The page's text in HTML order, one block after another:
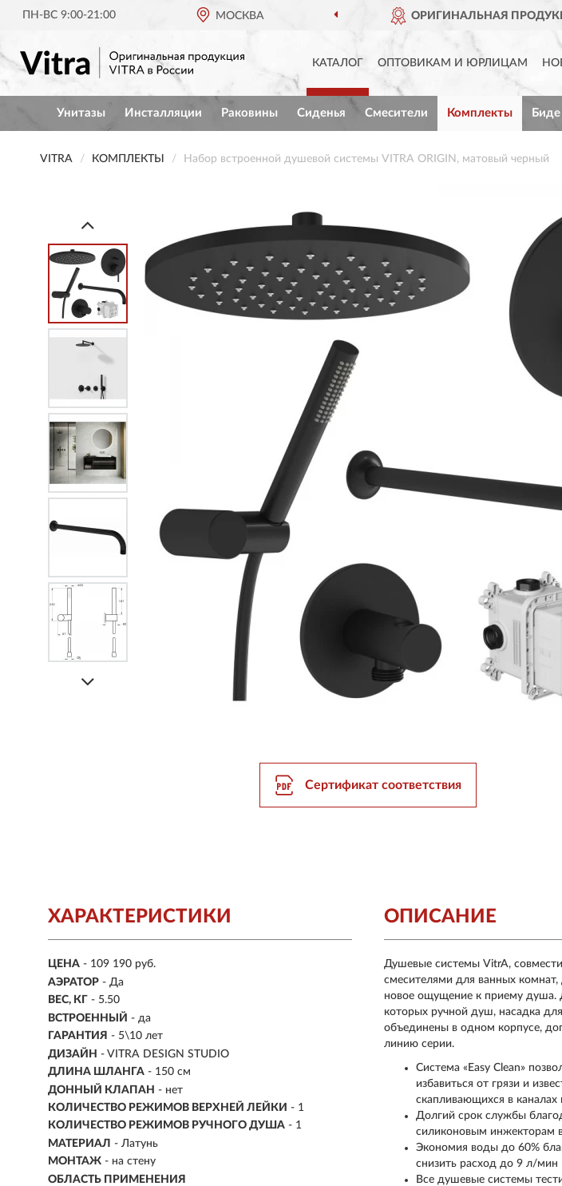
ПН-ВС 9:00-21:00 МОСКВА ОРИГИНАЛЬНАЯ ПРОДУКЦИЯ VITRA
КАТАЛОГ ОПТОВИКАМ И ЮРЛИЦАМ
Унитазы Инсталляции Раковины Сиденья Смесители Комплекты Биде
VITRA КОМПЛЕКТЫ Набор встроенной душевой системы VITRA ORIGIN, матовый черный
Сертификат соответствия
ХАРАКТЕРИСТИКИ
ЦЕНА - 109 190 руб.
АЭРАТОР - Да
ВЕС, КГ - 5.50
ВСТРОЕННЫЙ - да
ГАРАНТИЯ - 5\10 лет
ДИЗАЙН - VITRA DESIGN STUDIO
ДЛИНА ШЛАНГА - 150 см
ДОННЫЙ КЛАПАН - нет
КОЛИЧЕСТВО РЕЖИМОВ ВЕРХНЕЙ ЛЕЙКИ - 1
КОЛИЧЕСТВО РЕЖИМОВ РУЧНОГО ДУША - 1
МАТЕРИАЛ - Латунь
МОНТАЖ - на стену
ОБЛАСТЬ ПРИМЕНЕНИЯ
ОПИСАНИЕ
Душевые системы VitrA,
смесителями для ванных
новое ощущение к приему душа.
которых ручной душ, насадка
объединены в одном корпусе,
линию серии.
Система «Easy Clean»
избавиться от грязи и
скапливающихся в
Долгий срок службы
силиконовым инжекторам
Экономия воды до 60%
снизить расход до 9 л/мин
Все душевые системы